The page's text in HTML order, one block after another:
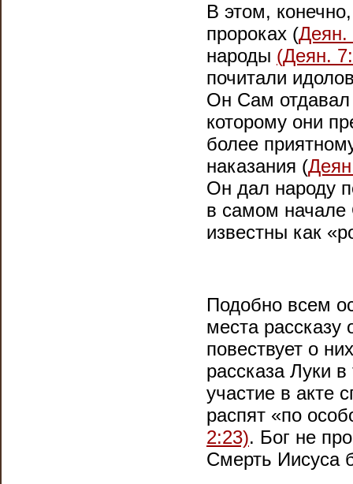
В этом,
пророках (Деян.
народы (Деян.
почитали
Он Сам
которому они
более
наказания (
Он дал народу
в самом
известны как
Подобно всем
места рассказу
повествует о
рассказа Луки
участие в акте
распят «по
2:23). Бог не
Смерть Иисуса